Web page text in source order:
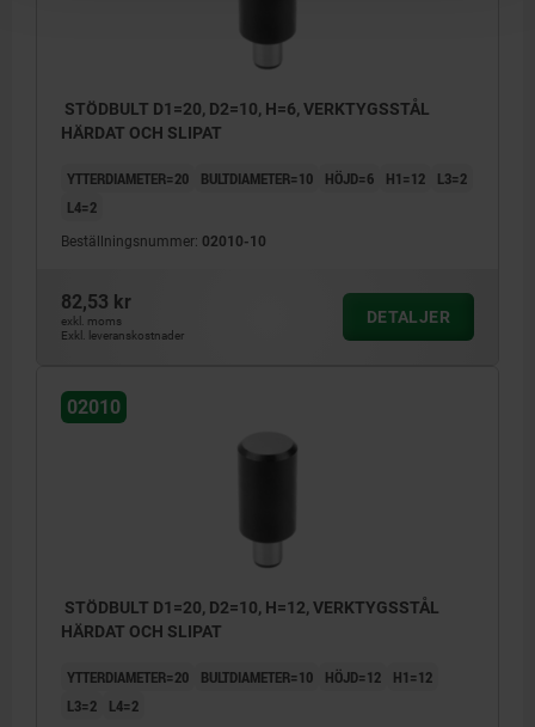
STÖDBULT D1=20, D2=10, H=6, VERKTYGSSTÅL
HÄRDAT OCH SLIPAT
YTTERDIAMETER=20 BULTDIAMETER=10 HÖJD=6 H1=12
L3=2
L4=2
Beställningsnummer: 02010-10
82,53 kr
exkl. moms
Exkl. leveranskostnader
DETALJER
02010
STÖDBULT D1=20, D2=10, H=12, VERKTYGSSTÅL
HÄRDAT OCH SLIPAT
YTTERDIAMETER=20 BULTDIAMETER=10 HÖJD=12
H1=12
L3=2
L4=2